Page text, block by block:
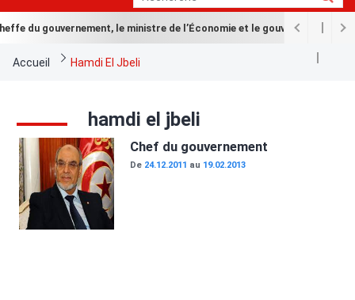
du gouvernement, le ministre de l’Économie et le gouverneur de la
FilAccueil Hamdi El Jbeli
hamdi el jbeli
Image Chef du gouvernement
De 24.12.2011 au 19.02.2013